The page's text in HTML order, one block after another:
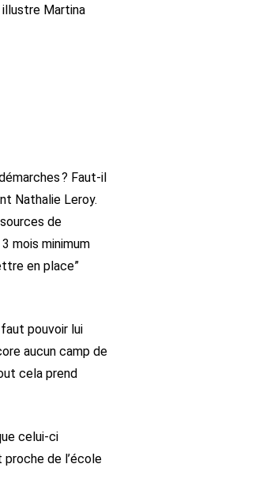
illustre Martina
? Faut-il
Nathalie Leroy.
de
mois minimum
en place”
pouvoir lui
aucun camp de
cela prend
celui-ci
de l’école